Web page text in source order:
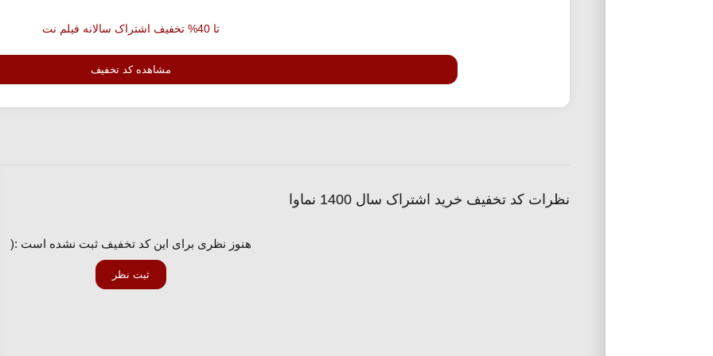
تا 40% تخفیف اشتراک سالانه فیلم نت
مشاهده کد تخفیف
نظرات کد تخفیف خرید اشتراک سال 1400 نماوا
هنوز نظری برای این کد تخفیف ثبت نشده است :(
ثبت نظر